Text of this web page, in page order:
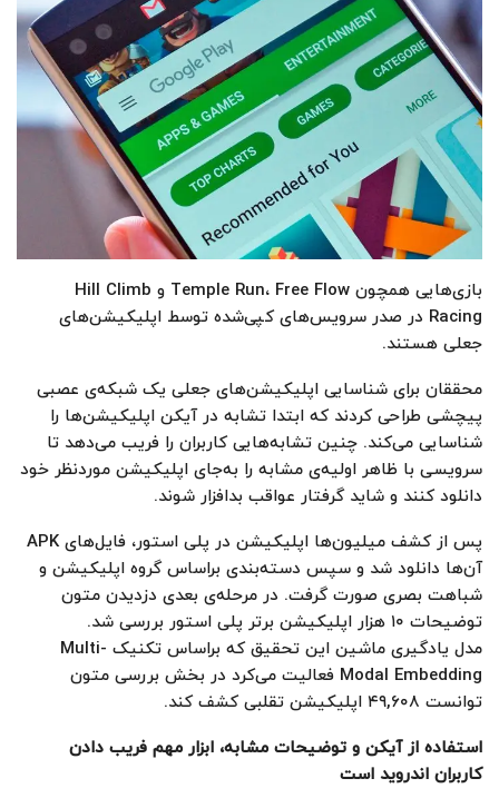
بازی‌هایی همچون Temple Run، Free Flow و Hill Climb
Racing در صدر سرویس‌های کپی‌شده توسط اپلیکیشن‌های
جعلی هستند.
محققان برای شناسایی اپلیکیشن‌های جعلی یک شبکه‌ی عصبی
پیچشی طراحی کردند که ابتدا تشابه در آیکن اپلیکیشن‌ها را
شناسایی می‌کند. چنین تشابه‌هایی کاربران را فریب می‌دهد تا
سرویسی با ظاهر اولیه‌ی مشابه را به‌‌جای اپلیکیشن موردنظر خود
دانلود کنند و شاید گرفتار عواقب بدافزار شوند.
پس از کشف میلیون‌ها اپلیکیشن در پلی استور، فایل‌های APK
آن‌ها دانلود شد و سپس دسته‌بندی براساس گروه اپلیکیشن و
شباهت بصری صورت گرفت. در مرحله‌ی بعدی دزدیدن متون
توضیحات ۱۰ هزار اپلیکیشن برتر پلی استور بررسی شد.
مدل یادگیری ماشین این تحقیق که براساس تکنیک Multi-
Modal Embedding فعالیت ‌می‌کرد در بخش بررسی متون
توانست ۴۹,۶۰۸ اپلیکیشن تقلبی کشف کند.
استفاده از آیکن و توضیحات مشابه، ابزار مهم فریب دادن
کاربران اندروید است